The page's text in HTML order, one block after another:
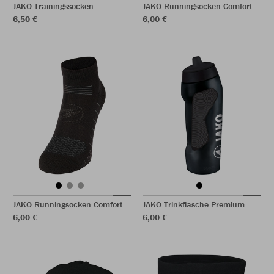
JAKO Trainingssocken
6,50 €
JAKO Runningsocken Comfort
6,00 €
JAKO Runningsocken Comfort
6,00 €
JAKO Trinkflasche Premium
6,00 €